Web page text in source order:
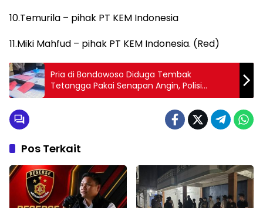
10.Temurila – pihak PT KEM Indonesia
11.Miki Mahfud – pihak PT KEM Indonesia. (Red)
Pria di Bondowoso Diduga Tembak
Tetangga Pakai Senapan Angin, Polisi
Ungkap Motif
Pos Terkait